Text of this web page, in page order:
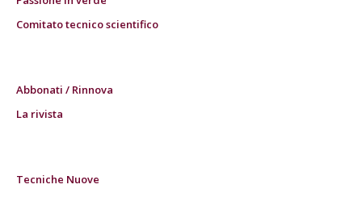
Comitato tecnico scientifico
Abbonati / Rinnova
La rivista
Tecniche Nuove